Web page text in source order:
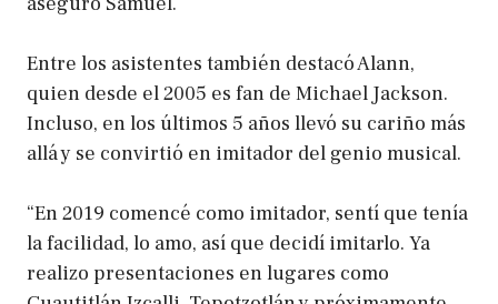
Entre los asistentes también destacó Alann,
quien desde el 2005 es fan de Michael Jackson.
Incluso, en los últimos 5 años llevó su cariño más
allá y se convirtió en imitador del genio musical.
“En 2019 comencé como imitador, sentí que tenía
la facilidad, lo amo, así que decidí imitarlo. Ya
realizo presentaciones en lugares como